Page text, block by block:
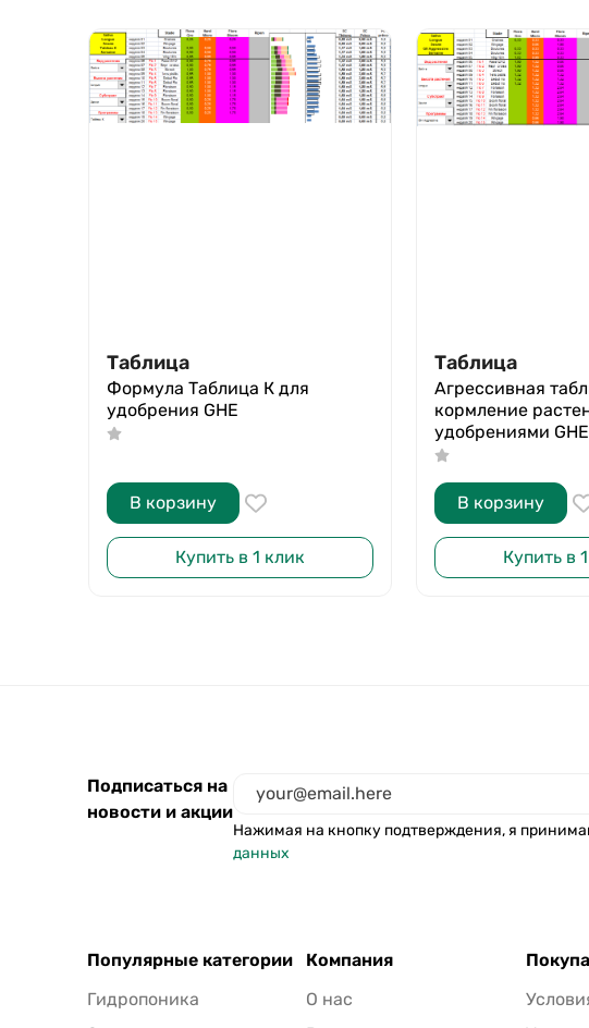
Таблица
Формула Таблица К для
удобрения GHE
В корзину
Купить в 1 клик
Таблица
Агрессивная
кормление
удобрениями GHE
В корзину
Купить в
Подписаться на
новости и акции
Нажимая на кнопку подтверждения, я
данных
Популярные категории
Гидропоника
Компания
О нас